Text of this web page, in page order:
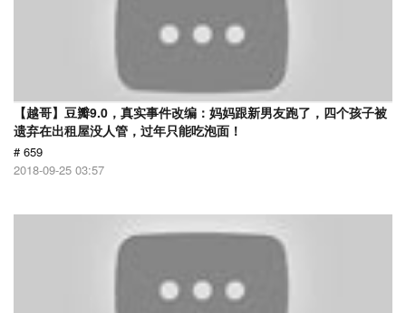
【越哥】豆瓣9.0，真实事件改编：妈妈跟新男友跑了，四个孩子被
遗弃在出租屋没人管，过年只能吃泡面！
# 659
2018-09-25 03:57